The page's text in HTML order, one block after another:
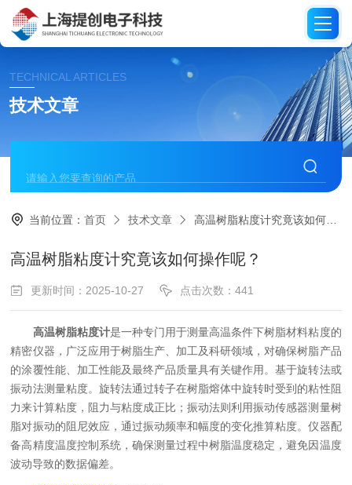
TECHNICAL ARTICLES
技术文章
当前位置：首页 技术文章 高温树脂粘度计究竟该如何操作呢？
高温树脂粘度计究竟该如何操作呢？
更新时间：2025-10-27 点击次数：441
高温树脂粘度计是一种专门用于测量高温条件下树脂材料粘度的
精密仪器，广泛应用于树脂生产、加工及科研领域，对确保树脂产品
的涂覆性能、加工性能及最终产品质量具有关键作用。基于旋转法或
振动法测量粘度。旋转法通过转子在树脂熔体中旋转时受到的粘性阻
力来计算粘度，阻力与粘度成正比；振动法则利用振动传感器测量树
脂对振动的阻尼效应，通过振动频率和幅度的变化推算粘度。仪器配
备高精度温度控制系统，确保测量过程中树脂温度稳定，避免因温度
波动导致的数据偏差。